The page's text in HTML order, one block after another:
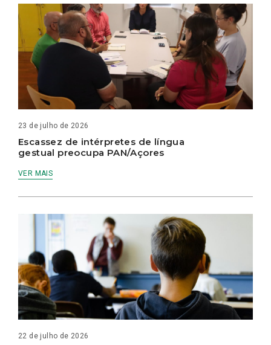
23 de julho de 2026
Escassez de intérpretes de língua
gestual preocupa PAN/Açores
VER MAIS
22 de julho de 2026